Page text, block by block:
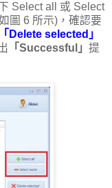
Select all 或 Select
圖 6 所示)，確認要
「Delete selected」
「Successful」 提